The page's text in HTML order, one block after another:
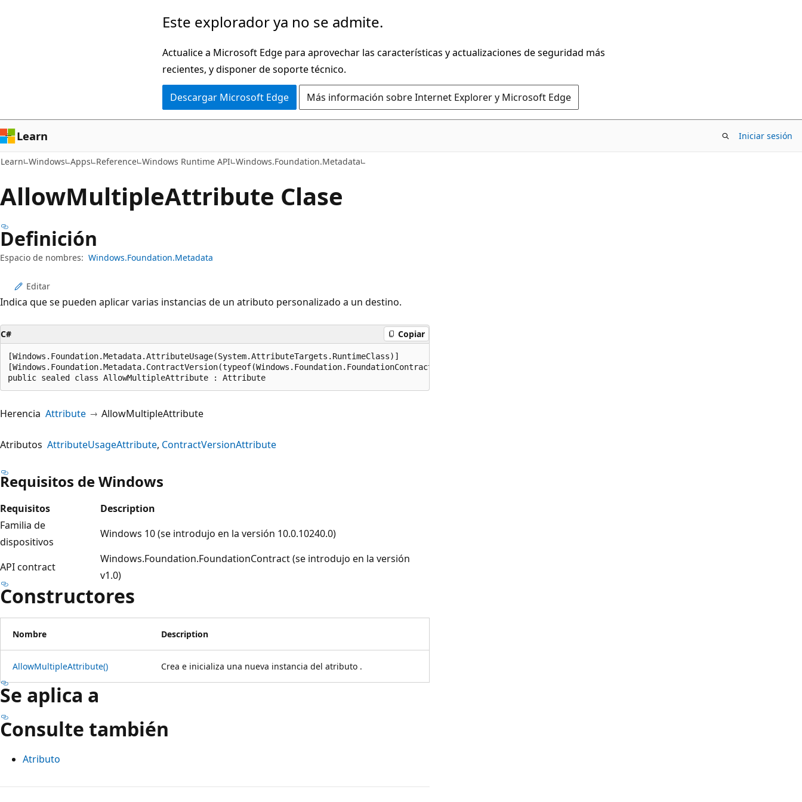
página
Este explorador ya no se admite.
Actualice a Microsoft Edge para aprovechar las características y actualizaciones de seguridad más
recientes, y disponer de soporte técnico.
Descargar Microsoft Edge Más información sobre Internet Explorer y Microsoft Edge
Learn Iniciar sesión
Learn Windows Apps Reference Windows Runtime API Windows.Foundation.Metadata
AllowMultipleAttribute Clase
Definición
Espacio de nombres: Windows.Foundation.Metadata
Editar
Indica que se pueden aplicar varias instancias de un atributo personalizado a un destino.
C# Copiar
[Windows.Foundation.Metadata.AttributeUsage(System.AttributeTargets.RuntimeClass)]
[Windows.Foundation.Metadata.ContractVersion(typeof(Windows.Foundation.FoundationContract), 65536)]
public sealed class AllowMultipleAttribute : Attribute
Herencia Attribute AllowMultipleAttribute
Atributos AttributeUsageAttribute ContractVersionAttribute
Requisitos de Windows
Requisitos
Description
Familia de
dispositivos
Windows 10 (se introdujo en la versión 10.0.10240.0)
API contract
Windows.Foundation.FoundationContract (se introdujo en la versión
v1.0)
Constructores
Nombre Description
AllowMultipleAttribute() Crea e inicializa una nueva instancia del atributo .
Se aplica a
Consulte también
Atributo
Modo